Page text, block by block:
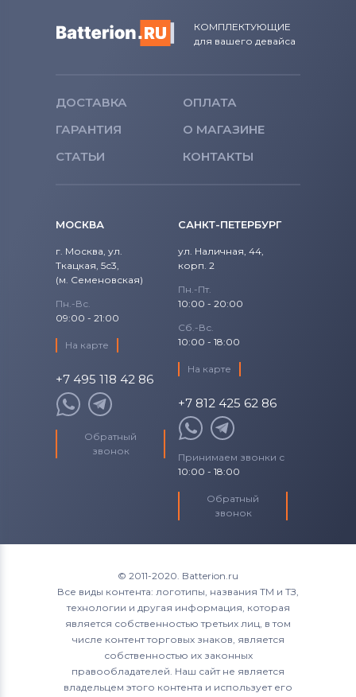
КОМПЛЕКТУЮЩИЕ
для вашего девайса
ДОСТАВКА
ОПЛАТА
ГАРАНТИЯ
О МАГАЗИНЕ
СТАТЬИ
КОНТАКТЫ
МОСКВА
г. Москва, ул.
Ткацкая, 5с3,
(м. Семеновская)
Пн.-Вс.
09:00 - 21:00
На карте
+7 495 118 42 86
Обратный
звонок
САНКТ-ПЕТЕРБУРГ
ул. Наличная, 44,
корп. 2
Пн.-Пт.
10:00 - 20:00
Сб.-Вс.
10:00 - 18:00
На карте
+7 812 425 62 86
Принимаем звонки с
10:00 - 18:00
Обратный
звонок
© 2011-2020. Batterion.ru
Все виды контента: логотипы, названия ТМ и ТЗ,
технологии и другая информация, которая
является собственностью третьих лиц, в том
числе контент торговых знаков, является
собственностью их законных
правообладателей. Наш сайт не является
владельцем этого контента и использует его